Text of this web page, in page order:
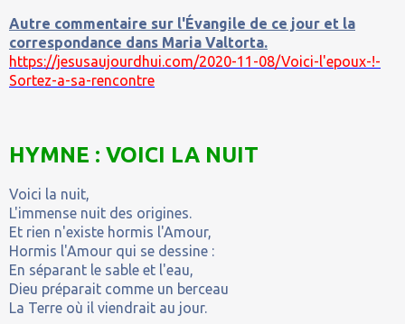
Autre commentaire sur l'Évangile de ce jour et la
correspondance dans Maria Valtorta.
https://jesusaujourdhui.com/2020-11-08/Voici-l'epoux-!-
Sortez-a-sa-rencontre
HYMNE : VOICI LA NUIT
Voici la nuit,
L'immense nuit des origines.
Et rien n'existe hormis l'Amour,
Hormis l'Amour qui se dessine :
En séparant le sable et l'eau,
Dieu préparait comme un berceau
La Terre où il viendrait au jour.